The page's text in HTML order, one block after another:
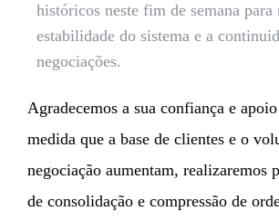
históricos neste fim de semana para
estabilidade do sistema e a
negociações.
Agradecemos a sua confiança e
medida que a base de clientes e o
negociação aumentam, realizaremos
de consolidação e compressão de